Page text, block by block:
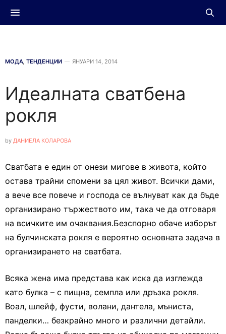
МОДА, ТЕНДЕНЦИИ ЯНУАРИ 14, 2014
Идеалната сватбена
рокля
by ДАНИЕЛА КОЛАРОВА
Сватбата е един от онези мигове в живота, който
остава трайни спомени за цял живот. Всички дами,
а вече все повече и господа се вълнуват как да бъде
организирано тържеството им, така че да отговаря
на всичките им очаквания.Безспорно обаче изборът
на булчинската рокля е вероятно основната задача в
организирането на сватбата.
Всяка жена има представа как иска да изглежда
като булка – с пищна, семпла или дръзка рокля.
Воал, шлейф, фусти, волани, дантела, мъниста,
панделки… безкрайно много и различни детайли.